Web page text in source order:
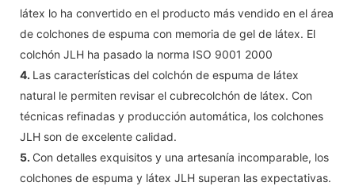
látex lo ha convertido en el producto más vendido en el área
de colchones de espuma con memoria de gel de látex. El
colchón JLH ha pasado la norma ISO 9001 2000
4. Las características del colchón de espuma de látex
natural le permiten revisar el cubrecolchón de látex. Con
técnicas refinadas y producción automática, los colchones
JLH son de excelente calidad.
5. Con detalles exquisitos y una artesanía incomparable, los
colchones de espuma y látex JLH superan las expectativas.